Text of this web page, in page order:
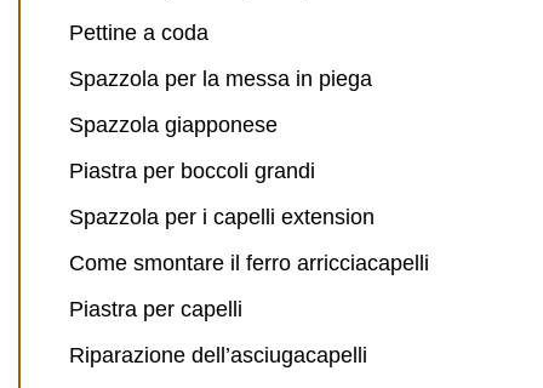
Pettine a coda
Spazzola per la messa in piega
Spazzola giapponese
Piastra per boccoli grandi
Spazzola per i capelli extension
Come smontare il ferro arricciacapelli
Piastra per capelli
Riparazione dell’asciugacapelli